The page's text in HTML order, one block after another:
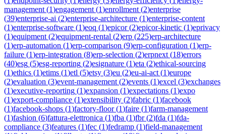
management (1)engagement (1)enrollment (2)enterprise
(39)enterprise-ai (2)enterprise-architecture (1)enterprise-content
(1)enterprise-software (1)eoq (1)epicor(2)epicor-kinetic (1)eprivacy
(1)equipment (2)equipment-rental (2)erp (225)erp-architecture
(1)erp-automation (1)erp-comparison (9)erp-configuration (1)erp-
failure (1)erp-integration (8)erp-selection (2)erpnext (18)errors
(40)esg (5)esg-reporting (2)esignature (1)eta (2)ethical-sourcing
(1)ethics (1)etims (1)etl (5)etsy (3)eu (2)eu-ai-act (1)europe
(2)evaluation (3)event-management (2)events (1)excel (3)exchanges
(1)executive-reporting (1)expansion (1)expectations (1)expo
(1)export-compliance (1)extensibility (2)fabric (1)facebook
(1)facebook-shops (1)factory-floor(1)faire (1)farm-management
(1)fashion (6)fattura-elettronica (1)fba (1)fbr(2)fda (1)fda-
compliance (3)features (1)fec (1)fedramp (1)field-management